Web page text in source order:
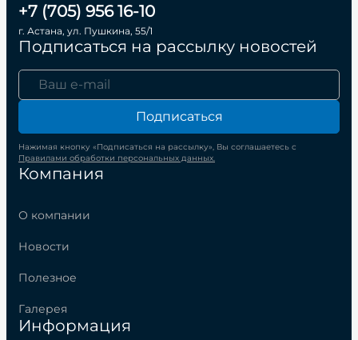
Компания
О компании
Новости
Полезное
Галерея
Информация
+7 (705) 956 16-10
г. Астана, ул. Пушкина, 55/1
Подписаться на рассылку новостей
Подписаться
Нажимая кнопку «Подписаться на рассылку», Вы соглашаетесь с
Правилами обработки персональных данных.